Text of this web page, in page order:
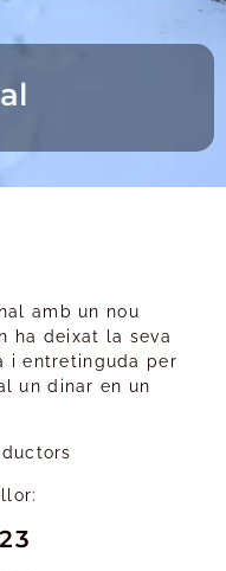
amb un nou
ha deixat la seva
i entretinguda per
un dinar en un